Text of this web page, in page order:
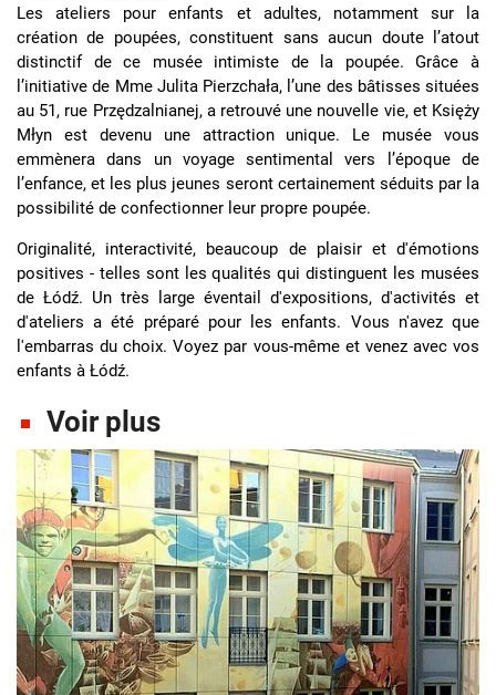
Les ateliers pour enfants et adultes, notamment sur la
création de poupées, constituent sans aucun doute l’atout
distinctif de ce musée intimiste de la poupée. Grâce à
l’initiative de Mme Julita Pierzchała, l’une des bâtisses situées
au 51, rue Przędzalnianej, a retrouvé une nouvelle vie, et Księży
Młyn est devenu une attraction unique. Le musée vous
emmènera dans un voyage sentimental vers l’époque de
l’enfance, et les plus jeunes seront certainement séduits par la
possibilité de confectionner leur propre poupée.
Originalité, interactivité, beaucoup de plaisir et d'émotions
positives - telles sont les qualités qui distinguent les musées
de Łódź. Un très large éventail d'expositions, d'activités et
d'ateliers a été préparé pour les enfants. Vous n'avez que
l'embarras du choix. Voyez par vous-même et venez avec vos
enfants à Łódź.
Voir plus